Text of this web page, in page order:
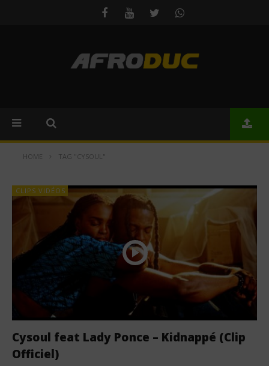
HOME TAG "CYSOUL"
CLIPS VIDÉOS
Cysoul feat Lady Ponce – Kidnappé (Clip
Officiel)